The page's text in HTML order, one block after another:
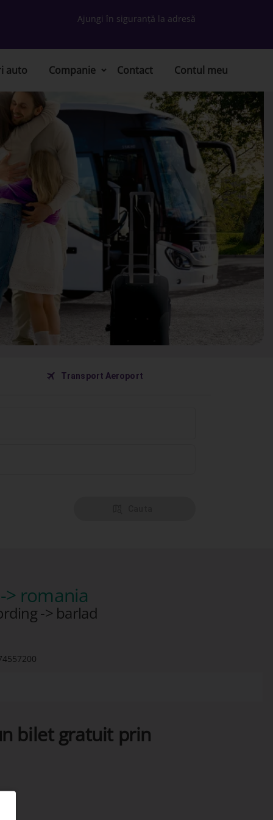
Ajungi în siguranță la adresă
auto Companie Contact Contul meu
󰀝 Transport Aeroport
romania
-> barlad
bilet gratuit prin